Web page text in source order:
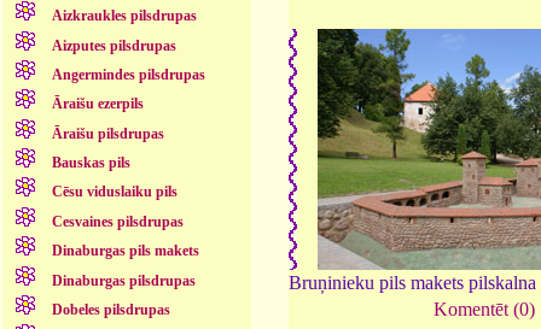
Aizkraukles pilsdrupas
Aizputes pilsdrupas
Angermindes pilsdrupas
Āraišu ezerpils
Āraišu pilsdrupas
Bauskas pils
Cēsu viduslaiku pils
Cesvaines pilsdrupas
Dinaburgas pils makets
Dinaburgas pilsdrupas
Dobeles pilsdrupas
Bruņinieku pils makets
Komentēt (0)